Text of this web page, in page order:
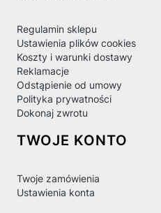
Regulamin sklepu
Ustawienia plików cookies
Koszty i warunki dostawy
Reklamacje
Odstąpienie od umowy
Polityka prywatności
Dokonaj zwrotu
TWOJE KONTO
Twoje zamówienia
Ustawienia konta